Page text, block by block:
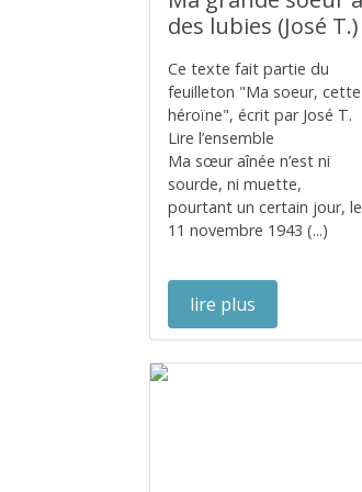
des lubies (José T.)
Ce texte fait partie du
feuilleton "Ma soeur, cette
héroïne", écrit par José T.
Lire l’ensemble
Ma sœur aînée n’est ni
sourde, ni muette,
pourtant un certain jour, le
11 novembre 1943 (...)
lire plus